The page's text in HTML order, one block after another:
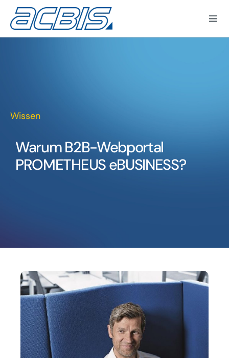
Zum
Inhalt
springen
Wissen
Warum B2B-Webportal
PROMETHEUS eBUSINESS?